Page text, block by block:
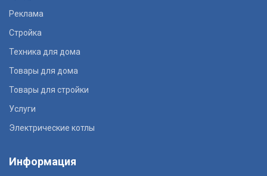
Реклама
Стройка
Техника для дома
Товары для дома
Товары для стройки
Услуги
Электрические котлы
Информация